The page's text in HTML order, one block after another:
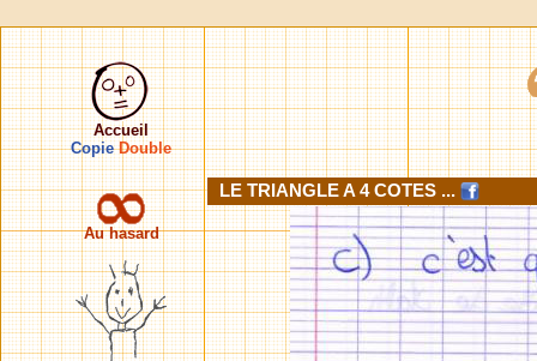
Accueil
Copie Double
Au hasard
LE TRIANGLE A 4 COTES ...